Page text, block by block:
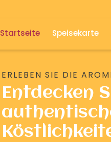
Startseite Speisekarte
ERLEBEN SIE DIE
Entdecken